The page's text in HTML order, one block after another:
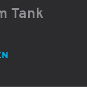
Tank